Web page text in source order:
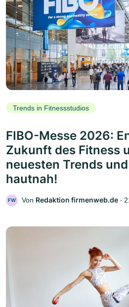
Trends in Fitnessstudios
FIBO-Messe 2026:
Zukunft des Fitness
neuesten Trends
hautnah!
FW Von Redaktion firmenweb.de ‧